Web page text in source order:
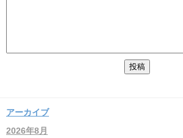
アーカイブ
2026年8月